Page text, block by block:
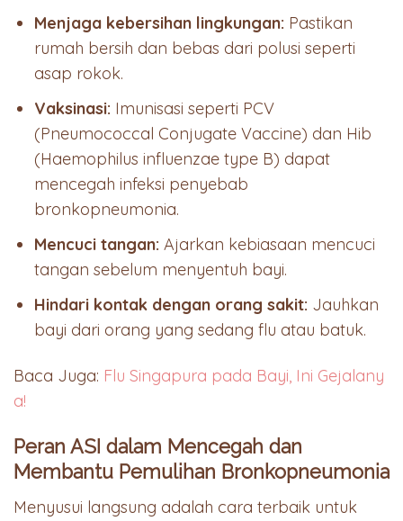
Menjaga kebersihan lingkungan: Pastikan
rumah bersih dan bebas dari polusi seperti
asap rokok.
Vaksinasi: Imunisasi seperti PCV
(Pneumococcal Conjugate Vaccine) dan Hib
(Haemophilus influenzae type B) dapat
mencegah infeksi penyebab
bronkopneumonia.
Mencuci tangan: Ajarkan kebiasaan mencuci
tangan sebelum menyentuh bayi.
Hindari kontak dengan orang sakit: Jauhkan
bayi dari orang yang sedang flu atau batuk.
Baca Juga: Flu Singapura pada Bayi, Ini Gejalany
a!
Peran ASI dalam Mencegah dan
Membantu Pemulihan Bronkopneumonia
Menyusui langsung adalah cara terbaik untuk